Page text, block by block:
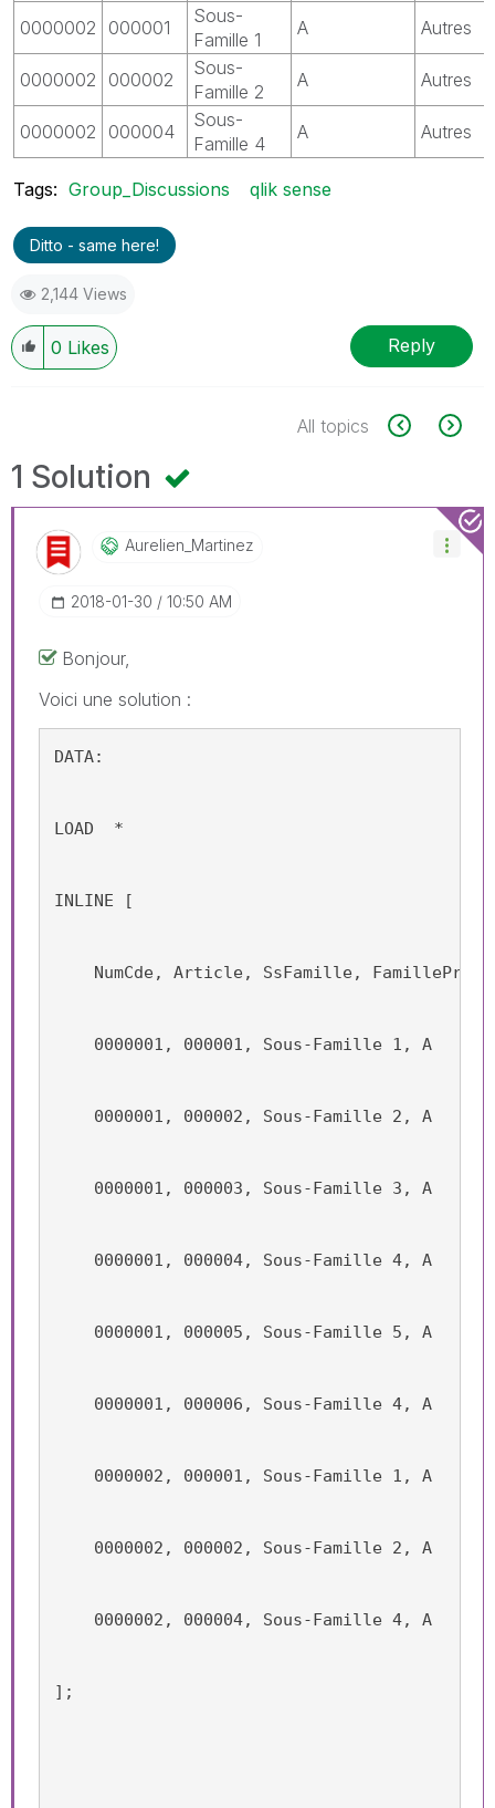
0000002 000001
Sous-
Famille 1
A Autres
0000002 000002
Sous-
Famille 2
A Autres
0000002 000004
Sous-
Famille 4
A Autres
Tags: Group_Discussions qlik sense
Ditto - same here!
2,144 Views
0 Likes Reply
All topics
1 Solution
Aurelien_MartinEz
‎2018-01-30 10:50 AM
Bonjour,
Voici une solution :
DATA:
LOAD  *
INLINE [
NumCde, Article, SsFamille,
0000001, 000001, Sous-Famille 1, A
0000001, 000002, Sous-Famille 2, A
0000001, 000003, Sous-Famille 3, A
0000001, 000004, Sous-Famille 4, A
0000001, 000005, Sous-Famille 5, A
0000001, 000006, Sous-Famille 4, A
0000002, 000001, Sous-Famille 1, A
0000002, 000002, Sous-Famille 2, A
0000002, 000004, Sous-Famille 4, A
];